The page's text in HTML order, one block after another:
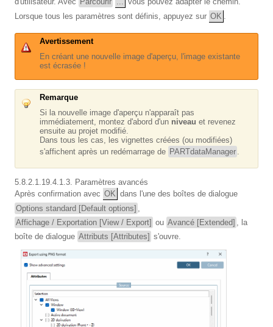
Lorsque tous les paramètres sont définis, appuyez sur OK .
Avertissement
En créant une nouvelle image d'aperçu, l'image existante
est écrasée !
Remarque
Si la nouvelle image d'aperçu n'apparaît pas
immédiatement, montez d'abord d'un niveau et revenez
ensuite au projet modifié.
Dans tous les cas, les vignettes créées (ou modifiées)
s'affichent après un redémarrage de PARTdataManager .
5.8.2.1.19.4.1.3. Paramètres avancés
Après confirmation avec OK dans l'une des boîtes de dialogue
Options standard [Default options] ,
Affichage / Exportation [View / Export] ou Avancé [Extended] , la
boîte de dialogue Attributs [Attributes] s'ouvre.